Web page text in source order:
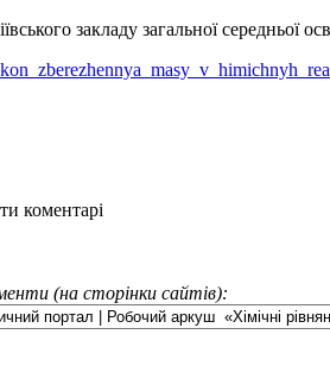
закладу загальної середньої
коментарі
(на сторінки сайтів):